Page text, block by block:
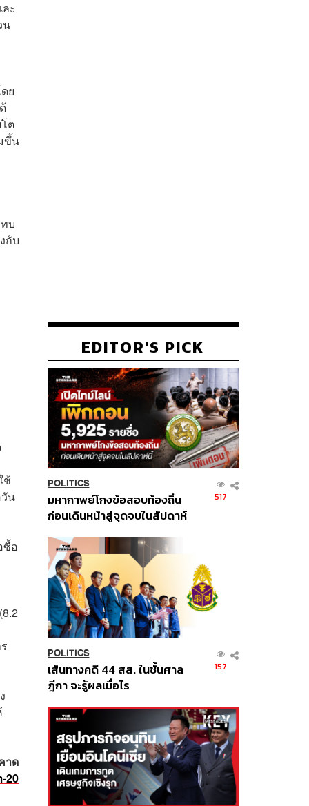
ะ
น
ย
ต
ขึ้น
บ
กับ
ช้
น
ซื้อ
าด
20
EDITOR'S PICK
POLITICS
มหากาพย์โกงข้อสอบท้องถิ่น
ก่อนเดินหน้าสู่จุดจบในสัปดาห์
517
POLITICS
เส้นทางคดี 44 สส. ในชั้นศาล
ฎีกา จะรู้ผลเมื่อไร
157